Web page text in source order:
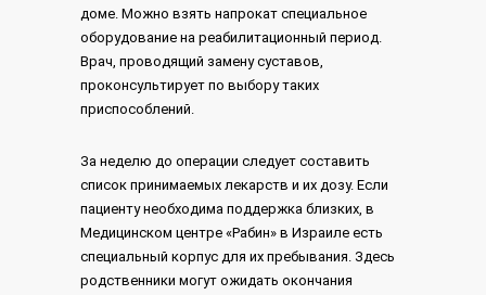
доме. Можно взять напрокат специальное
оборудование на реабилитационный период.
Врач, проводящий замену суставов,
проконсультирует по выбору таких
приспособлений.
За неделю до операции следует составить
список принимаемых лекарств и их дозу. Если
пациенту необходима поддержка близких, в
Медицинском центре «Рабин» в Израиле есть
специальный корпус для их пребывания. Здесь
родственники могут ожидать окончания